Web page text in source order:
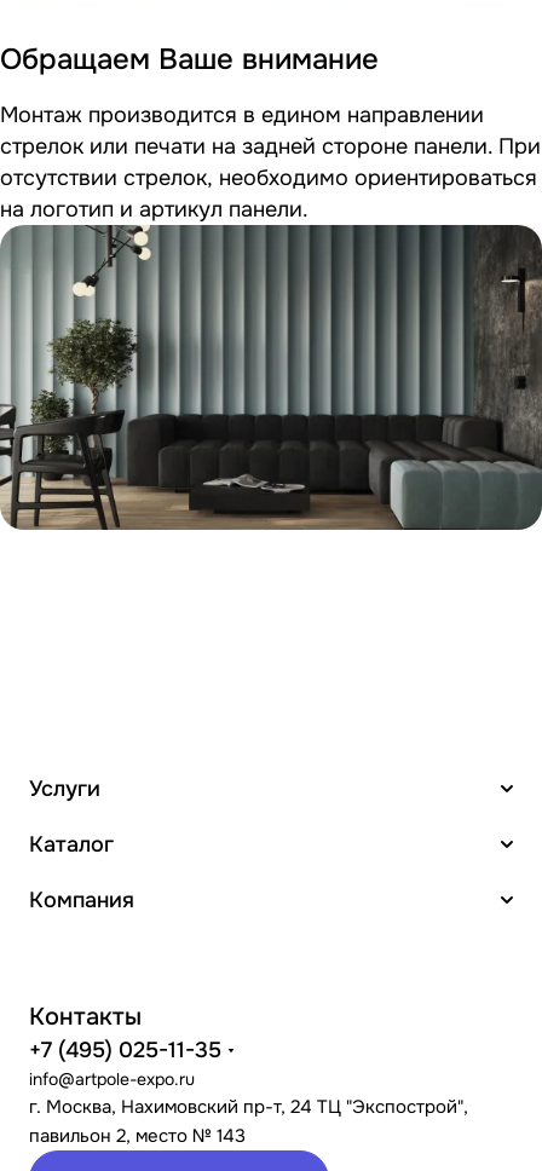
Обращаем Ваше внимание
Монтаж производится в едином направлении
стрелок или печати на задней стороне панели. При
отсутствии стрелок, необходимо ориентироваться
на логотип и артикул панели.
Услуги
Каталог
Компания
Контакты
+7 (495) 025-11-35
info@artpole-expo.ru
г. Москва, Нахимовский пр-т, 24 ТЦ "Экспострой",
павильон 2, место № 143